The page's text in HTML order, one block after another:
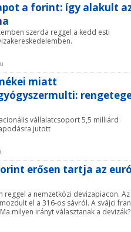
a forint: így alakult
szerda reggel a kedd esti
miatt
vállalatcsoport 5,5 milliárd
jutott
erősen tartja az
a nemzetközi devizapiacon. Az
el a 316-os sávról. A svájci
milyen irányt választanak a devizák?